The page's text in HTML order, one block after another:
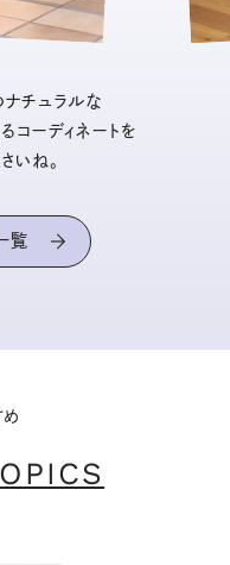
チュラルな
コーディネートを
いね。
覧